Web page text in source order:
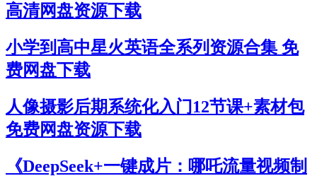
高清网盘资源下载
小学到高中星火英语全系列资源合集 免
费网盘下载
人像摄影后期系统化入门12节课+素材包
免费网盘资源下载
《DeepSeek+一键成片：哪吒流量视频制